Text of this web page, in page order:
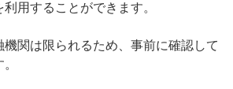
用することができます。
関は限られるため、事前に確認して